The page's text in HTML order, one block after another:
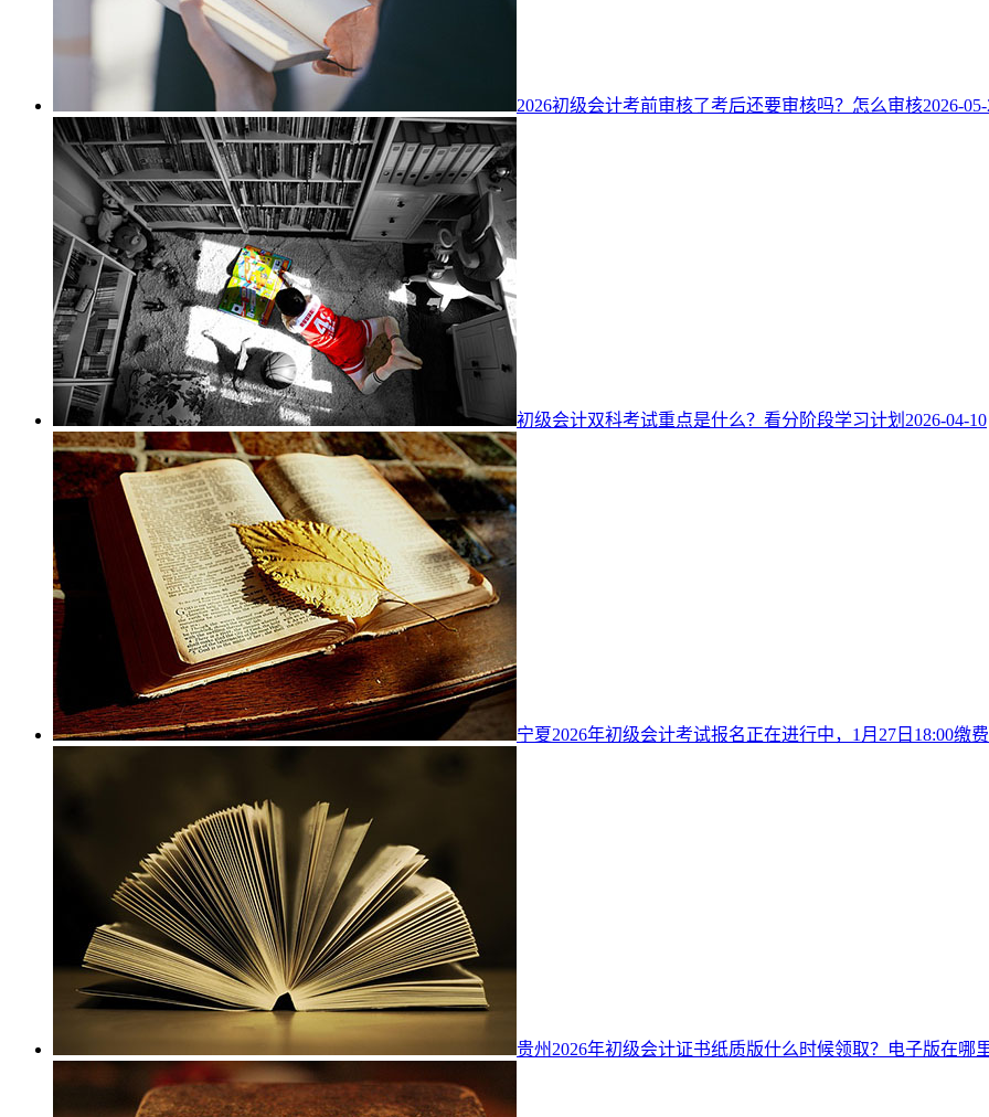
2026初级会计考前审核了考后还要审核吗？怎么审核2026-
初级会计双科考试重点是什么？看分阶段学习计划 2026-04-10
宁夏2026年初级会计考试报名正在进行中，1月27日18:00缴
贵州2026年初级会计证书纸质版什么时候领取？电子版在哪